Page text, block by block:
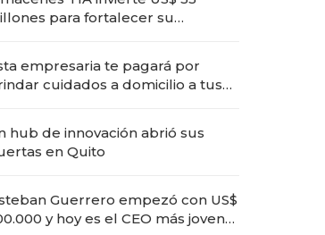
para fortalecer su
empresaria te pagará por
cuidados a domicilio a tus
hub de innovación abrió sus
en Quito
Guerrero empezó con US$
y hoy es el CEO más joven